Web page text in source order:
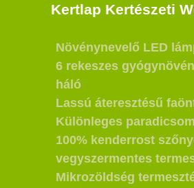
Kertlap Kertészeti
Növénynevelő LED
6 rekeszes
háló
Lassú áteresztésű
Különleges
100% kenderrost
vegyszermentes
Mikrozöldség